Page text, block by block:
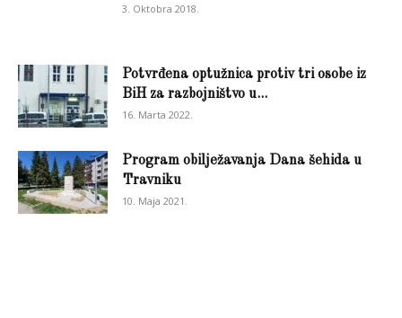
3. Oktobra 2018.
Potvrđena optužnica protiv tri osobe iz
BiH za razbojništvo u...
16. Marta 2022.
Program obilježavanja Dana šehida u
Travniku
10. Maja 2021.